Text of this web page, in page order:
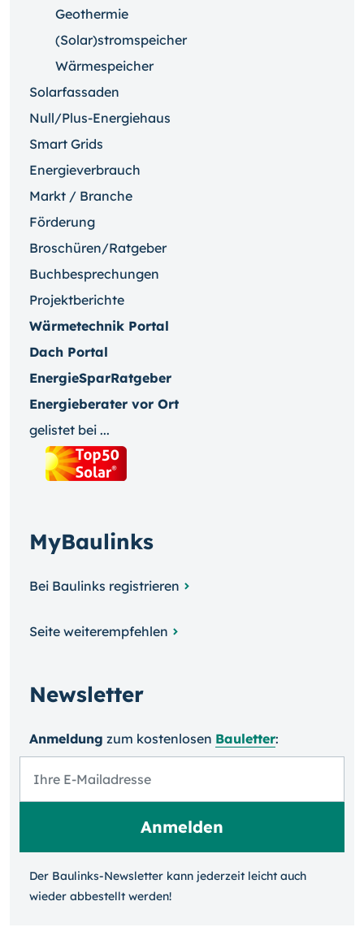
Geothermie
(Solar)stromspeicher
Wärmespeicher
Solarfassaden
Null/Plus-Energiehaus
Smart Grids
Energieverbrauch
Markt / Branche
Förderung
Broschüren/Ratgeber
Buchbesprechungen
Projektberichte
Wärmetechnik Portal
Dach Portal
EnergieSparRatgeber
Energieberater vor Ort
gelistet bei ...
MyBaulinks
Bei Baulinks registrieren
Seite weiterempfehlen
Newsletter
Anmeldung zum kosten­losen Bauletter:
Der Baulinks-Newsletter kann jeder­zeit leicht auch
wieder ab­bestellt werden!